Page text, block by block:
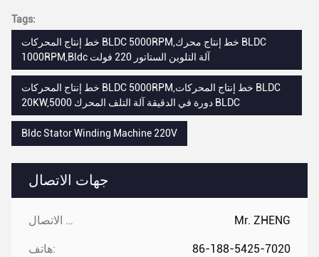
جهات الاتصال
جهات الاتصال: Mr. ZHENG
هاتف: 86-188-5425-7020
Tags:
خط إنتاج المحركات BLDC 5000RPM,خط إنتاج محرك BLDC
1000RPM,Bldc آلة التلوين الستاتور 220 فولت
خط إنتاج المحركات BLDC 5000RPM,خط إنتاج المحركات BLDC
20KW,5000 دورة في الدقيقة آلة التلف المحرك BLDC
Bldc Stator Winding Machine 220V